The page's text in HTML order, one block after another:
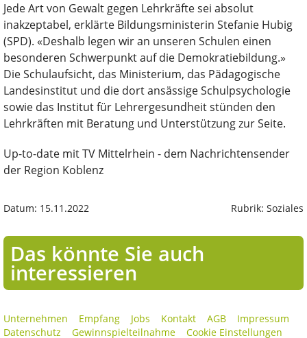
Jede Art von Gewalt gegen Lehrkräfte sei absolut
inakzeptabel, erklärte Bildungsministerin Stefanie Hubig
(SPD). «Deshalb legen wir an unseren Schulen einen
besonderen Schwerpunkt auf die Demokratiebildung.»
Die Schulaufsicht, das Ministerium, das Pädagogische
Landesinstitut und die dort ansässige Schulpsychologie
sowie das Institut für Lehrergesundheit stünden den
Lehrkräften mit Beratung und Unterstützung zur Seite.
Up-to-date mit TV Mittelrhein - dem Nachrichtensender
der Region Koblenz
Datum: 15.11.2022 Rubrik: Soziales
Das könnte Sie auch
interessieren
Unternehmen Empfang Jobs Kontakt AGB
Impressum
Datenschutz
Gewinnspielteilnahme Cookie Einstellungen